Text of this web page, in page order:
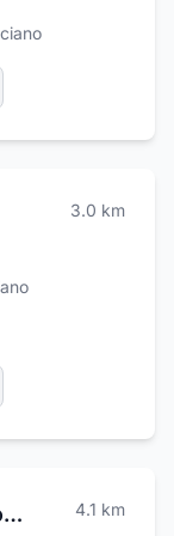
ed un
sono inoltre
o vasca e
3.0 km
Onoranze Funebri Esposito 4.1 km